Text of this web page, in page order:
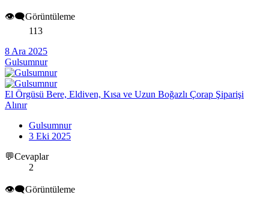
👁️‍🗨️Görüntüleme
113
8 Ara 2025
Gulsumnur
El Örgüsü Bere, Eldiven, Kısa ve Uzun Boğazlı Çorap Şiparişi
Alınır
Gulsumnur
3 Eki 2025
💬Cevaplar
2
👁️‍🗨️Görüntüleme